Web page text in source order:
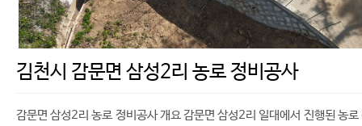
김천시 감문면 삼성2리 농로 정비공사
감문면 삼성2리 농로 정비공사 개요 감문면 삼성2리 일대에서 진행된 농로